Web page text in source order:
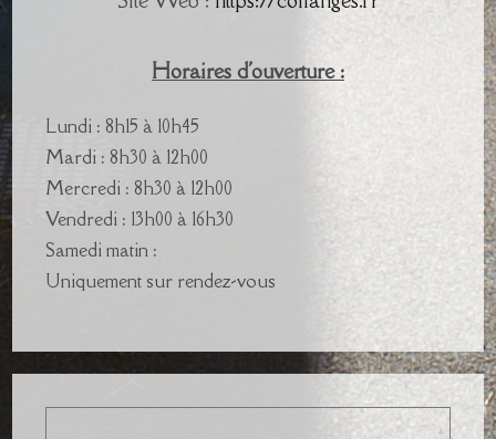
Horaires d'ouverture :
Lundi : 8h15 à 10h45
Mardi : 8h30 à 12h00
Mercredi : 8h30 à 12h00
Vendredi : 13h00 à 16h30
Samedi matin :
Uniquement sur rendez-vous